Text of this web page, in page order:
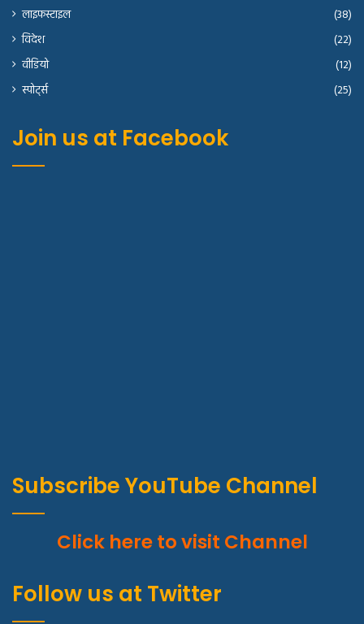
लाइफस्टाइल
(38)
विदेश
(22)
वीडियो
(12)
स्पोर्ट्स
(25)
Join us at Facebook
Subscribe YouTube Channel
Click here to visit Channel
Follow us at Twitter